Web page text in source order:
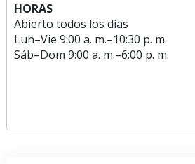
HORAS
Abierto todos los días
Lun–Vie 9:00 a. m.–10:30 p. m.
Sáb–Dom 9:00 a. m.–6:00 p. m.